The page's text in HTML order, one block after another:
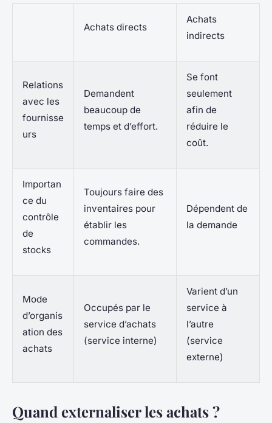
Achats directs
Achats
indirects
Relations
avec les
fournisse
urs
Demandent
beaucoup de
temps et d’effort.
Se font
seulement
afin de
réduire le
coût.
Importan
ce du
contrôle
de
stocks
Toujours faire des
inventaires pour
établir les
commandes.
Dépendent de
la demande
Mode
d’organis
ation des
achats
Occupés par le
service d’achats
(service interne)
Varient d’un
service à
l’autre
(service
externe)
Quand externaliser les achats ?